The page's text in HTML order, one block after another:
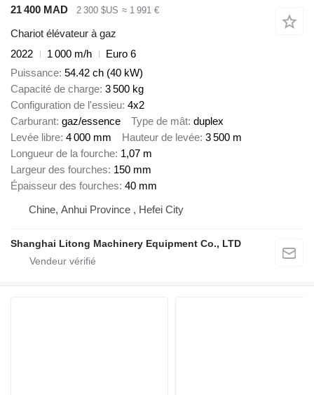
21 400 MAD
2 300 $US ≈ 1 991 €
Chariot élévateur à gaz
2022
1 000 m/h
Euro 6
Puissance 54.42 ch (40 kW)
Capacité de charge 3 500 kg
Configuration de l'essieu 4x2
Carburant gaz/essence Type de mât duplex
Levée libre 4 000 mm Hauteur de levée 3 500 m
Longueur de la fourche 1,07 m
Largeur des fourches 150 mm
Épaisseur des fourches 40 mm
Chine, Anhui Province , Hefei City
Shanghai Litong Machinery Equipment Co., LTD